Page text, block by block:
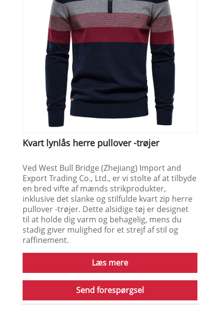
Kvart lynlås herre pullover -trøjer
Ved West Bull Bridge (Zhejiang) Import and
Export Trading Co., Ltd., er vi stolte af at tilbyde
en bred vifte af mænds strikprodukter,
inklusive det slanke og stilfulde kvart zip herre
pullover -trøjer. Dette alsidige tøj er designet
til at holde dig varm og behagelig, mens du
stadig giver mulighed for et strejf af stil og
raffinement.
Læs mere
Send forespørgsel